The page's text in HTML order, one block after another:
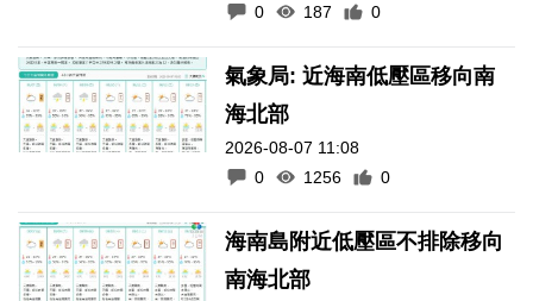
0
187 0
氣象局: 近海南低壓區移向南
海北部
2026-08-07 11:08
0
1256 0
海南島附近低壓區不排除移向
南海北部